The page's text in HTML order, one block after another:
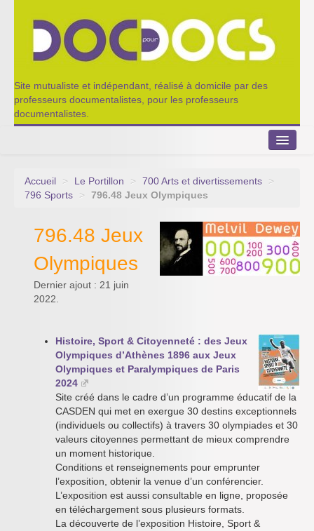
Site mutualiste et indépendant, réalisé à domicile par des
professeurs documentalistes, pour les professeurs
documentalistes.
Le Portillon
Nos outils de partage
Qui sommes-nous ?
Accueil > Le Portillon > 700 Arts et divertissements
>
796 Sports
> 796.48 Jeux Olympiques
796.48 Jeux
Olympiques
Dernier ajout : 21 juin
2022.
Histoire, Sport & Citoyenneté : des Jeux
Olympiques d’Athènes 1896 aux Jeux
Olympiques et Paralympiques de Paris
2024
Site créé dans le cadre d’un programme éducatif de la
CASDEN qui met en exergue 30 destins exceptionnels
(individuels ou collectifs) à travers 30 olympiades et 30
valeurs citoyennes permettant de mieux comprendre
un moment historique.
Conditions et renseignements pour emprunter
l’exposition, obtenir la venue d’un conférencier.
L’exposition est aussi consultable en ligne, proposée
en téléchargement sous plusieurs formats.
La découverte de l’exposition Histoire, Sport &